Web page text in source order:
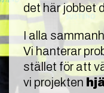
det här jobbet
I alla
Vi hanterar
stället för att
vi projekten